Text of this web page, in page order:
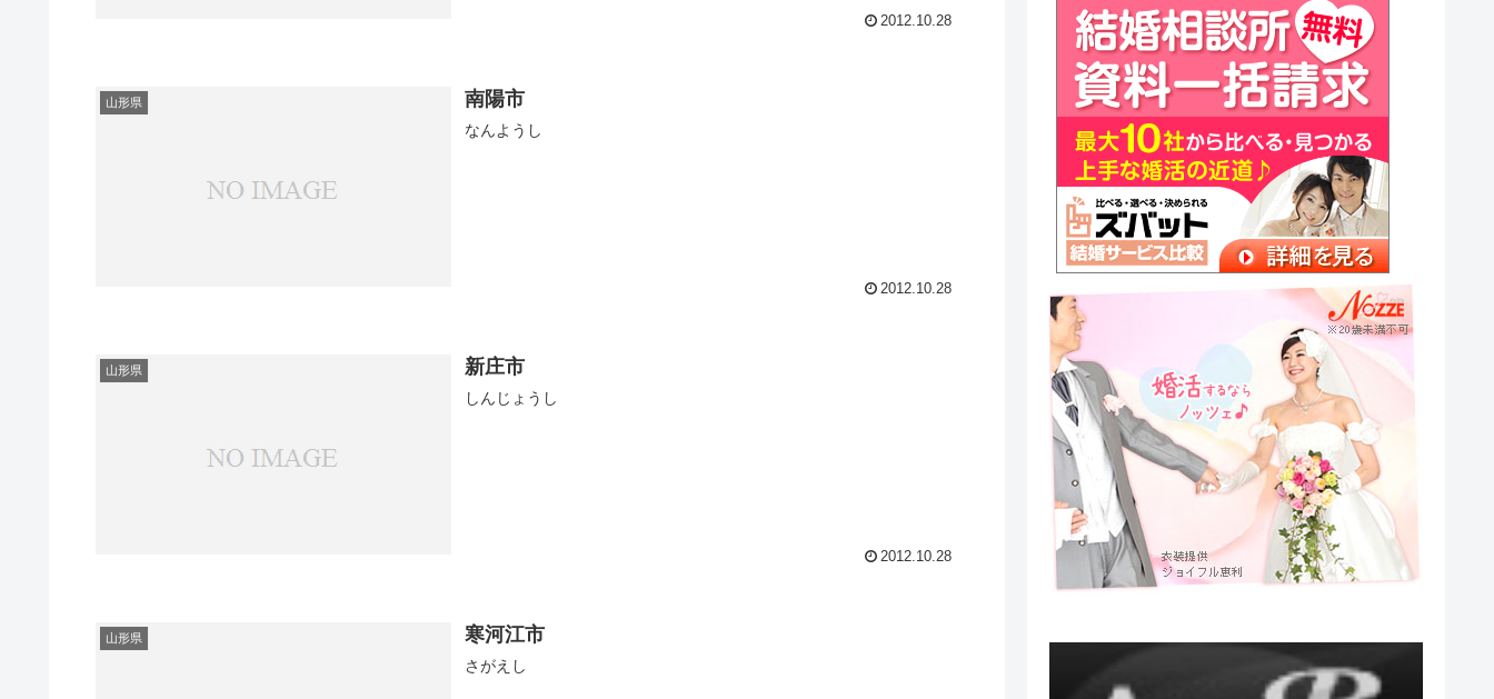
2012.10.28
山形県 南陽市
なんようし
2012.10.28
山形県 新庄市
しんじょうし
2012.10.28
山形県 寒河江市
さがえし